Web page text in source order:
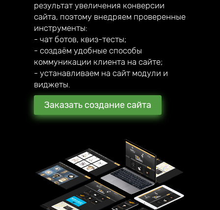
результат увеличения конверсии
сайта, поэтому внедряем проверенные
инструменты:
- чат ботов, квиз-тесты;
- создаём удобные способы
коммуникации клиента на сайте;
- устанавливаем на сайт модули и
виджеты.
Заказать создание сайта